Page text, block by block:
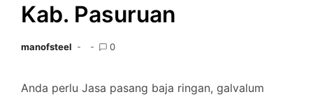
Kab. Pasuruan
manofsteel 0
Anda perlu Jasa pasang baja ringan, galvalum